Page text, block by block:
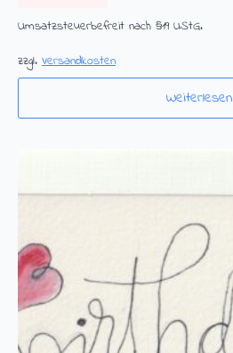
Umsatzsteuerbefreit nach §19 UStG.
zzgl. Versandkosten
Weiterlesen